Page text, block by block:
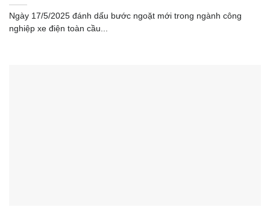
Ngày 17/5/2025 đánh dấu bước ngoặt mới trong ngành công
nghiệp xe điện toàn cầu...